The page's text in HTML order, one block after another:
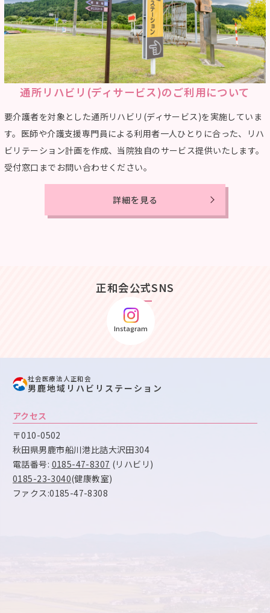
通所リハビリ(ディサービス)のご利用について
要介護者を対象とした通所リハビリ(ディサービス)を実施していま
す。医師や介護支援専門員による利用者一人ひとりに合った、リハ
ビリテーション計画を作成、当院独自のサービス提供いたします。
受付窓口までお問い合わせください。
詳細を見る
正和会公式SNS
Instagram
社会医療法人正和会
男鹿地域リハビリステーション
アクセス
〒010-0502
秋田県男鹿市船川港比詰大沢田304
電話番号: 0185-47-8307 (リハビリ)
0185-23-3040(健康教室)
ファクス:0185-47-8308